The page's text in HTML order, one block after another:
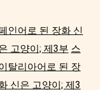
인어로 된 장화 신
고양이; 제3부 스
탈리아어로 된 장
신은 고양이; 제3